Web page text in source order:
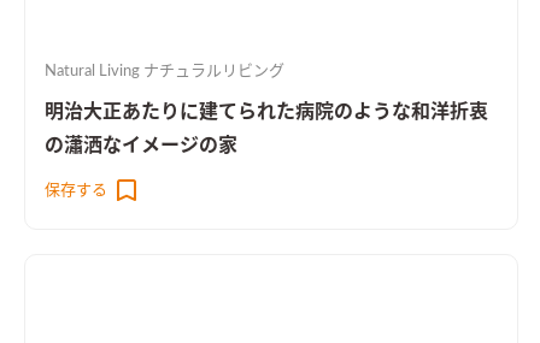
Natural Living ナチュラルリビング
明治大正あたりに建てられた病院のような和洋折衷
の瀟洒なイメージの家
保存する